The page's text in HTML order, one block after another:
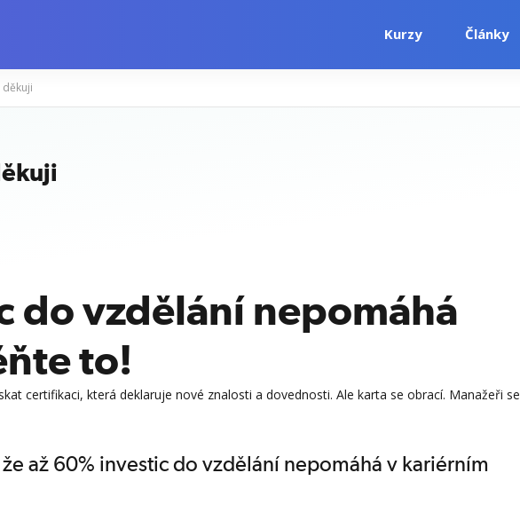
Kurzy Články
děkuji
do vzdělání nepomáhá
to!
certifikaci, která deklaruje nové znalosti a dovednosti. Ale karta se obrací. Manažeři se
až 60% investic do vzdělání nepomáhá v kariérním